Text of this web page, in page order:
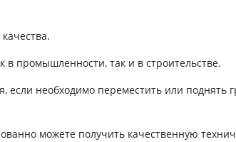
промышленности, так и в строительстве.
необходимо переместить или поднять
можете получить качественную